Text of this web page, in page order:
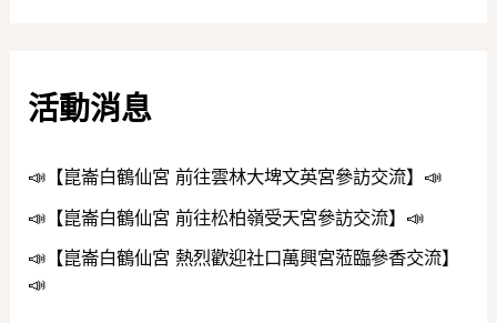
活動消息
📣【崑崙白鶴仙宮 前往雲林大埤文英宮參訪交流】📣
📣【崑崙白鶴仙宮 前往松柏嶺受天宮參訪交流】📣
📣【崑崙白鶴仙宮 熱烈歡迎社口萬興宮蒞臨參香交流】
📣